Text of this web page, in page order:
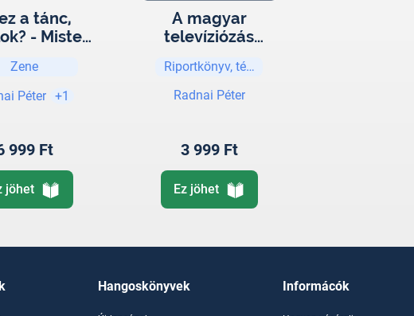
a tánc,
- Mister
Kultúr
Zene
Péter +1
999 Ft
jöhet
A magyar
televíziózás
Interjúk az első
influenszerekkel
Riportkönyv, tényirodalom
Radnai Péter
3 999 Ft
Ez jöhet
Hangoskönyvek Informácók